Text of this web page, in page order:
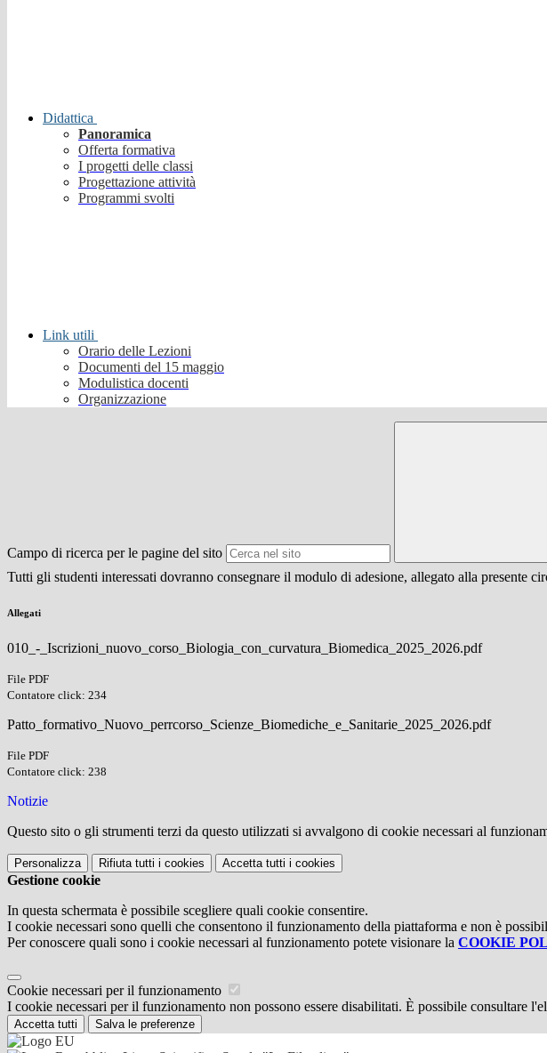
Didattica
Panoramica
Offerta formativa
I progetti delle classi
Progettazione attività
Programmi svolti
Link utili
Orario delle Lezioni
Documenti del 15 maggio
Modulistica docenti
Organizzazione
Campo di ricerca per le pagine del sito
Tutti gli studenti interessati dovranno consegnare il modulo di adesione, allegato alla presente
Allegati
010_-_Iscrizioni_nuovo_corso_Biologia_con_curvatura_Biomedica_2025_2026.pdf
File PDF
Contatore click: 234
Patto_formativo_Nuovo_perrcorso_Scienze_Biomediche_e_Sanitarie_2025_2026.pdf
File PDF
Contatore click: 238
Notizie
Questo sito o gli strumenti terzi da questo utilizzati si avvalgono di cookie necessari al
Personalizza Rifiuta tutti i cookies Accetta tutti i cookies
Gestione cookie
In questa schermata è possibile scegliere quali cookie consentire.
I cookie necessari sono quelli che consentono il funzionamento della piattaforma e non è
Per conoscere quali sono i cookie necessari al funzionamento potete visionare la COOKIE
Cookie necessari per il funzionamento
I cookie necessari per il funzionamento non possono essere disabilitati. È possibile consultare
Accetta tutti Salva le preferenze